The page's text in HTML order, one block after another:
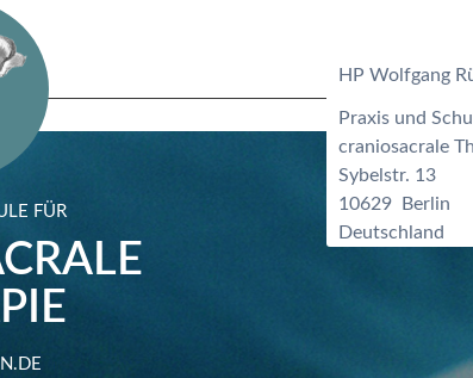
FÜR
HP Wolfgang
Praxis und
craniosacrale
Sybelstr. 13
10629
Berlin
Deutschland